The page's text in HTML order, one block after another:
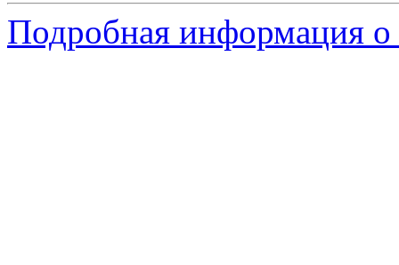
Подробная информация